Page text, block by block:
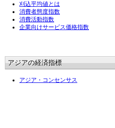
刈込平均値とは
消費者態度指数
消費活動指数
企業向けサービス価格指数
アジアの経済指標
アジア・コンセンサス